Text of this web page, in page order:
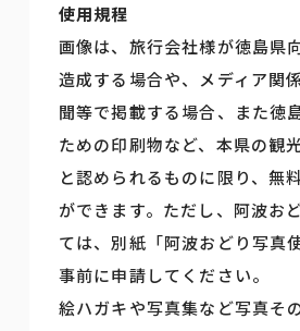
使用規程
画像は、旅行会社様が徳島県
造成する場合や、メディア関
聞等で掲載する場合、また徳
ための印刷物など、本県の観
と認められるものに限り、無
ができます。ただし、阿波お
ては、別紙「阿波おどり写真
事前に申請してください。
絵ハガキや写真集など写真そ